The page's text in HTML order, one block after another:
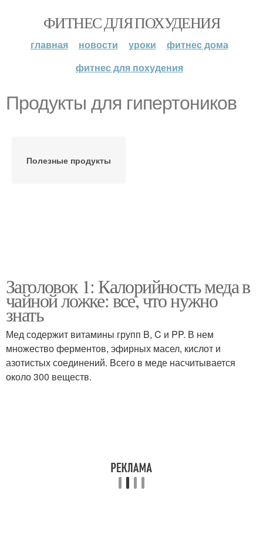
ФИТНЕС ДЛЯ ПОХУДЕНИЯ
главная новости уроки
фитнес дома
фитнес для похудения
Продукты для гипертоников
Полезные продукты
Заголовок 1: Калорийность меда в
чайной ложке: все, что нужно
знать
Мед содержит витамины групп B, C и PP. В нем
множество ферментов, эфирных масел, кислот и
азотистых соединений. Всего в меде насчитывается
около 300 веществ.